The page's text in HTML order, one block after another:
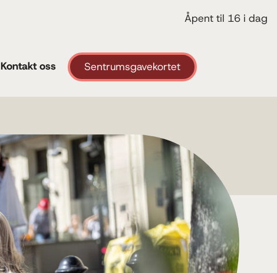
Åpent til 16 i dag
Kontakt oss Sentrumsgavekortet